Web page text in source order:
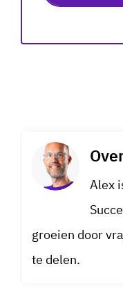
Alex
groeien door
te delen.